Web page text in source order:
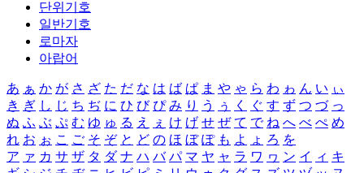
단위기호
일반기호
로마자
아랍어
あ ぁ か が さ ざ た だ な は ば ぱ ま や ゃ ら わ ゎ ん い ぃ
き ぎ し じ ち ぢ に ひ び ぴ み り う ぅ く ぐ す ず つ づ っ
ぬ ふ ぶ ぷ む ゆ ゅ る え ぇ け げ せ ぜ て で ね へ べ ぺ め
れ お ぉ こ ご そ ぞ と ど の ほ ぼ ぽ も よ ょ ろ を
ア ァ カ サ ザ タ ダ ナ ハ バ パ マ ヤ ャ ラ ワ ヮ ン イ ィ キ